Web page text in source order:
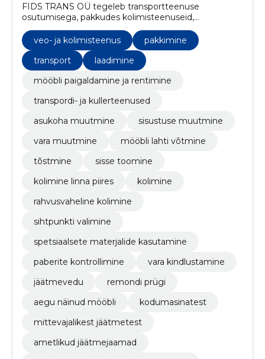
FIDS TRANS OÜ tegeleb transportteenuse
osutumisega, pakkudes kolimisteenuseid,
jäätmevedu ja ka laadijateenust.
veo- ja kolimisteenus
pakkimine
transport
laadimine
mööbli paigaldamine ja rentimine
transpordi- ja kullerteenused
asukoha muutmine
sisustuse muutmine
vara muutmine
mööbli lahti võtmine
tõstmine
sisse toomine
kolimine linna piires
kolimine
rahvusvaheline kolimine
sihtpunkti valimine
spetsiaalsete materjalide kasutamine
paberite kontrollimine
vara kindlustamine
jäätmevedu
remondi prügi
aegu näinud mööbli
kodumasinatest
mittevajalikest jäätmetest
ametlikud jäätmejaamad